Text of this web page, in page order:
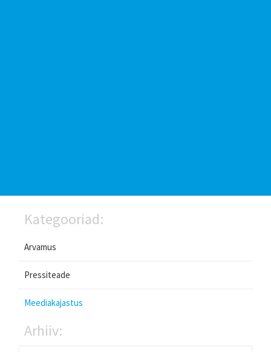
Kategooriad:
Arvamus
Pressiteade
Meediakajastus
Arhiiv: